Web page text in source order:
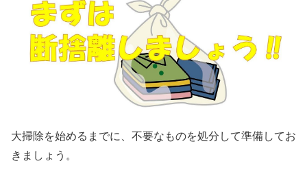
大掃除を始めるまでに、不要なものを処分して準備してお
きましょう。